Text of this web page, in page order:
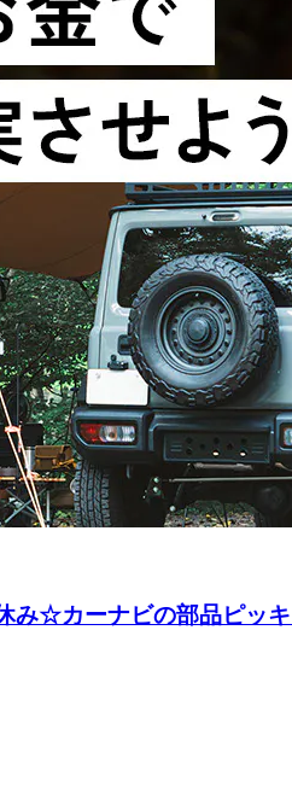
み☆カーナビの部品ピ